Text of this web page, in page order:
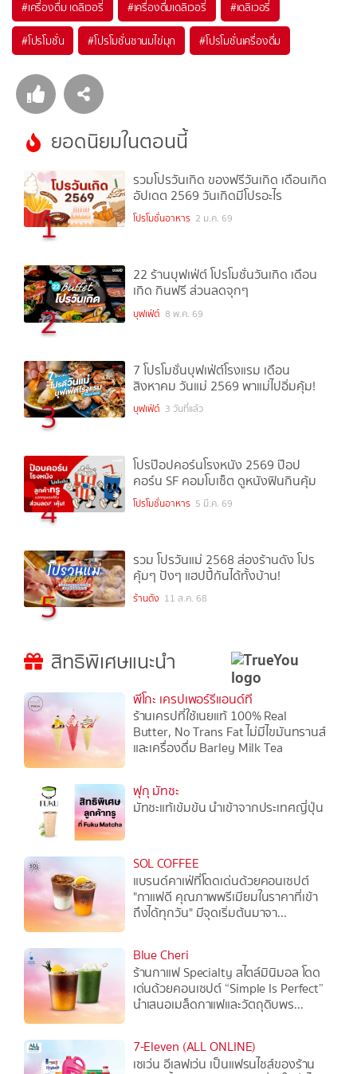
#เครื่องดื่ม เดลิเวอรี่ #เครื่องดื่มเดลิเวอรี่ #เดลิเวอรี่
#โปรโมชั่น #โปรโมชั่นชานมไข่มุก #โปรโมชั่นเครื่องดื่ม
ยอดนิยมในตอนนี้
1
รวมโปรวันเกิด ของฟรีวันเกิด เดือนเกิด
อัปเดต 2569 วันเกิดมีโปรอะไร
โปรโมชั่นอาหาร 2 ม.ค. 69
2
22 ร้านบุฟเฟ่ต์ โปรโมชั่นวันเกิด เดือน
เกิด กินฟรี ส่วนลดจุกๆ
บุฟเฟ่ต์ 8 พ.ค. 69
3
7 โปรโมชั่นบุฟเฟ่ต์โรงแรม เดือน
สิงหาคม วันแม่ 2569 พาแม่ไปอิ่มคุ้ม!
บุฟเฟ่ต์ 3 วันที่แล้ว
4
โปรป๊อปคอร์นโรงหนัง 2569 ป๊อป
คอร์น SF คอมโบเซ็ต ดูหนังฟินกินคุ้ม
โปรโมชั่นอาหาร 5 มี.ค. 69
5
รวม โปรวันแม่ 2568 ส่องร้านดัง โปร
คุ้มๆ ปังๆ แฮปปี้กันได้ทั้งบ้าน!
ร้านดัง 11 ส.ค. 68
สิทธิพิเศษแนะนำ
พีโกะ เครปเพอร์รีแอนด์ที
ร้านเครปที่ใช้เนยแท้ 100% Real
Butter, No Trans Fat ไม่มีไขมันทรานส์
และเครื่องดื่ม Barley Milk Tea
ฟุกุ มัทชะ
มัทชะแท้เข้มข้น นำเข้าจากประเทศญี่ปุ่น
SOL COFFEE
แบรนด์คาเฟ่ที่โดดเด่นด้วยคอนเซปต์
"กาแฟดี คุณภาพพรีเมียมในราคาที่เข้า
ถึงได้ทุกวัน" มีจุดเริ่มต้นมาจา...
Blue Cheri
ร้านกาแฟ Specialty สไตล์มินิมอล โดด
เด่นด้วยคอนเซปต์ “Simple Is Perfect”
นำเสนอเมล็ดกาแฟและวัตถุดิบพร...
7-Eleven (ALL ONLINE)
เซเว่น อีเลฟเว่น เป็นแฟรนไชส์ของร้าน